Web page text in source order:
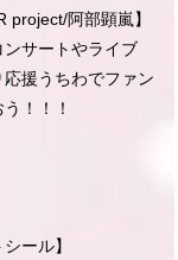
project/阿部顕嵐】
ンサートやライブ
応援うちわでファン
！！！
ール】